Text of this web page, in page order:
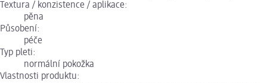
Textura / konzistence / aplikace:
pěna
Působení:
péče
Typ pleti:
normální pokožka
Vlastnosti produktu: